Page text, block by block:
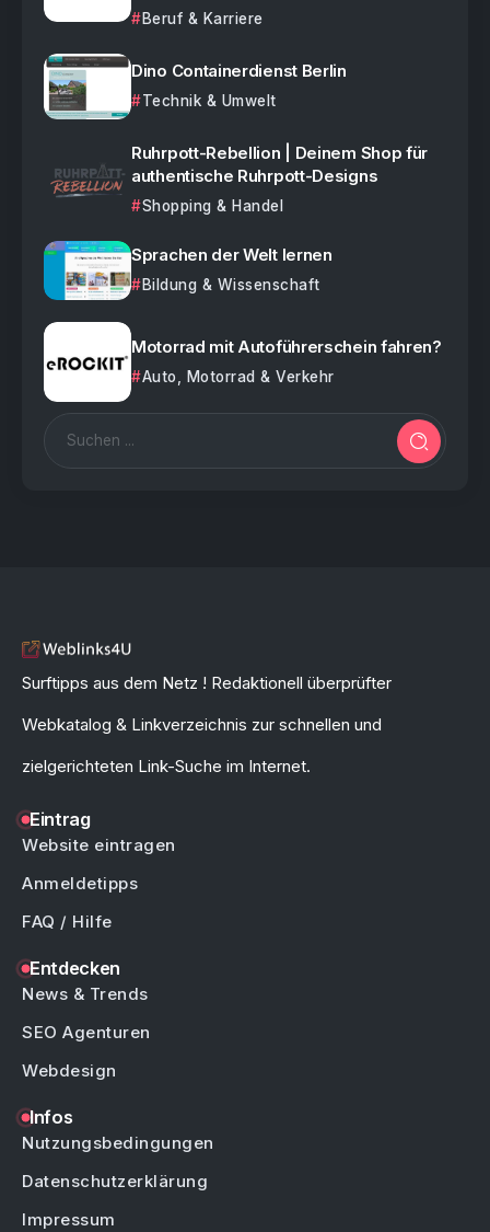
Beruf & Karriere
Dino Containerdienst Berlin
Technik & Umwelt
Ruhrpott-Rebellion | Deinem Shop für
authentische Ruhrpott-Designs
Shopping & Handel
Sprachen der Welt lernen
Bildung & Wissenschaft
Motorrad mit Autoführerschein fahren?
Auto, Motorrad & Verkehr
Surftipps aus dem Netz ! Redaktionell überprüfter
Webkatalog & Linkverzeichnis zur schnellen und
zielgerichteten Link-Suche im Internet.
Eintrag
Website eintragen
Anmeldetipps
FAQ / Hilfe
Entdecken
News & Trends
SEO Agenturen
Webdesign
Infos
Nutzungsbedingungen
Datenschutzerklärung
Impressum